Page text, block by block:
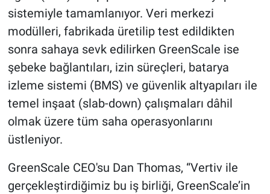
sistemiyle tamamlanıyor. Veri merkezi
modülleri, fabrikada üretilip test edildikten
sonra sahaya sevk edilirken GreenScale ise
şebeke bağlantıları, izin süreçleri, batarya
izleme sistemi (BMS) ve güvenlik altyapıları ile
temel inşaat (slab-down) çalışmaları dâhil
olmak üzere tüm saha operasyonlarını
üstleniyor.
GreenScale CEO'su Dan Thomas, “Vertiv ile
gerçekleştirdiğimiz bu iş birliği, GreenScale’in